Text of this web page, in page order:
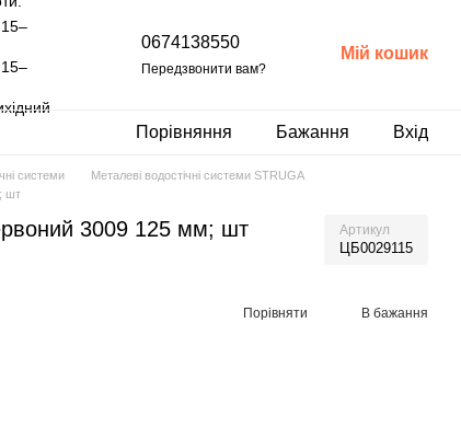
0674138550
Передзвонити вам?
Мій кошик
Порівняння Бажання Вхід
системи
Металеві водостічні системи STRUGA
шт
3009 125 мм; шт Артикул
ЦБ0029115
Порівняти В бажання